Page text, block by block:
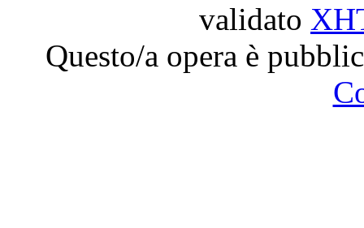
validato
Questo/a opera è